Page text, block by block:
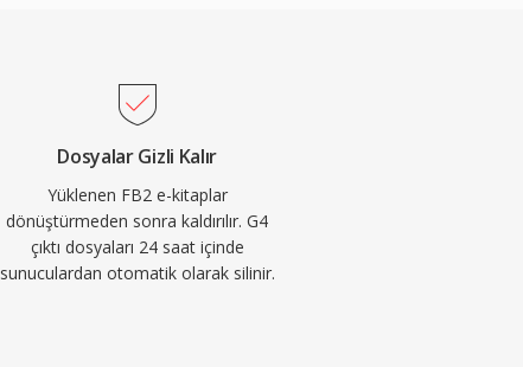
Dosyalar Gizli Kalır
Yüklenen FB2 e-kitaplar
dönüştürmeden sonra kaldırılır. G4
çıktı dosyaları 24 saat içinde
sunuculardan otomatik olarak silinir.